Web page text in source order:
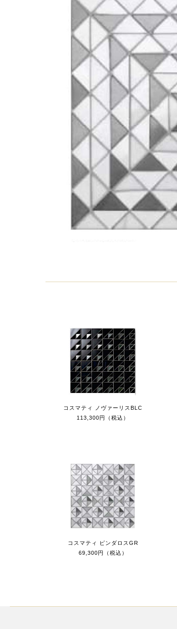
コスマティ ノヴァーリスBLC
113,300円（税込）
コスマティ ピンダロスGR
69,300円（税込）